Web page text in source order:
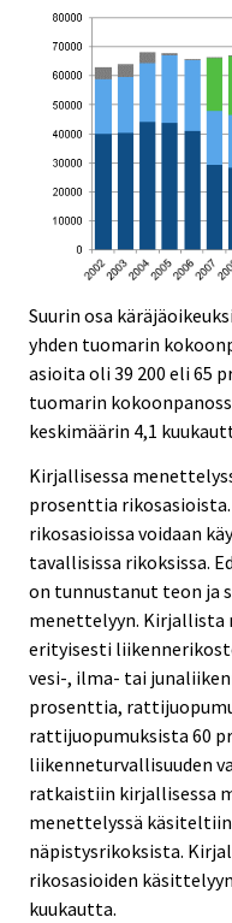
Suurin osa
yhden tuomarin
asioita oli 39 200 eli 65
tuomarin
keskimäärin 4,1
Kirjallisessa
prosenttia
rikosasioissa voidaan
tavallisissa rikoksissa.
on tunnustanut teon ja
menettelyyn. Kirjallista
erityisesti
vesi-, ilma- tai
prosenttia,
rattijuopumuksista 60
liikenneturvallisuuden
ratkaistiin kirjallisessa
menettelyssä
näpistysrikoksista.
rikosasioiden
kuukautta.